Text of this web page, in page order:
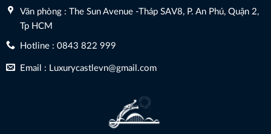
Văn phòng : The Sun Avenue -Tháp SAV8, P. An Phú, Quận 2,
Tp HCM
Hotline : 0843 822 999
Email : Luxurycastlevn@gmail.com